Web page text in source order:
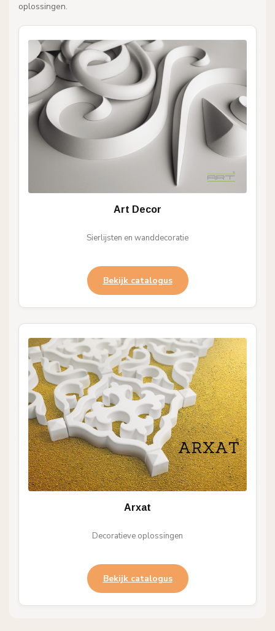
oplossingen.
Art Decor
Sierlijsten en wanddecoratie
Bekijk catalogus
Arxat
Decoratieve oplossingen
Bekijk catalogus